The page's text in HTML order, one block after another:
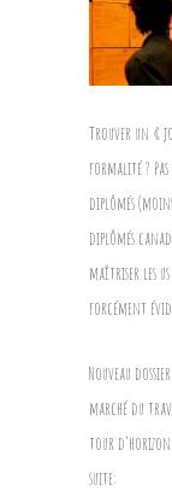
Trouver un «
formalité ?
diplômés
diplômés
maîtriser les
forcément
Nouveau
marché du
tour
suite: